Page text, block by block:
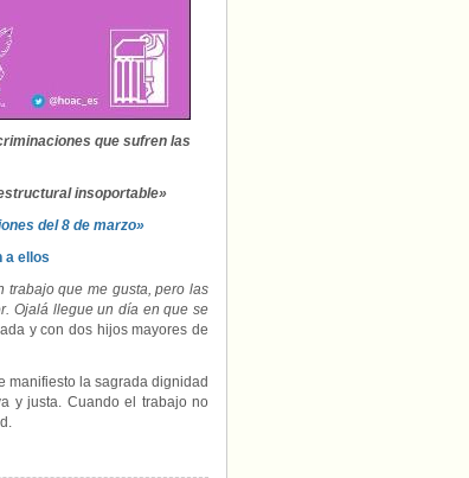
que sufren las
insoportable»
del 8 de marzo»
a ellos
trabajo que me gusta, pero las
Ojalá llegue un día en que se
y con dos hijos mayores de
manifiesto la sagrada dignidad
y justa. Cuando el trabajo no